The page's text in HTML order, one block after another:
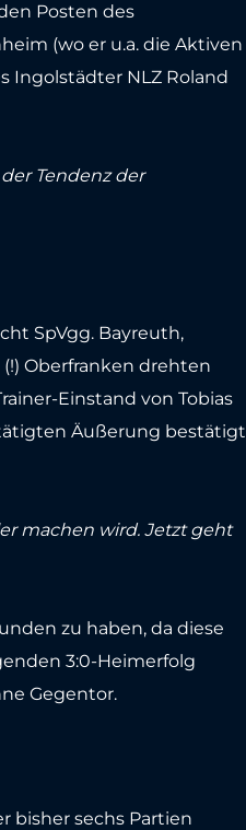
Posten des
(wo er u.a. die Aktiven
Ingolstädter NLZ Roland
Tendenz der
SpVgg. Bayreuth,
Oberfranken drehten
Einstand von Tobias
Äußerung bestätigt
machen wird. Jetzt geht
zu haben, da diese
3:0-Heimerfolg
Gegentor.
bisher sechs Partien